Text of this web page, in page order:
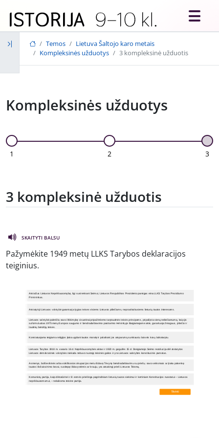
Temos
Lietuva Šaltojo karo metais
Kompleksinės užduotys
3 kompleksinė užduotis
Kompleksinės užduotys
1 2 3
3 kompleksinė užduotis
SKAITYTI BALSU
Pažymėkite 1949 metų LLKS Tarybos deklaracijos
teiginius.